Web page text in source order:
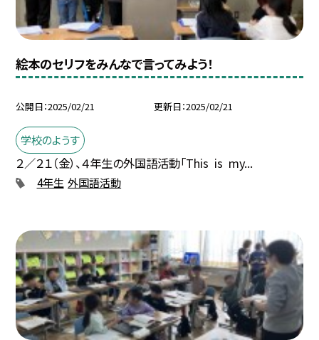
絵本のセリフをみんなで言ってみよう！
公開日 2025/02/21 更新日 2025/02/21
学校のようす
２／２１（金）、４年生の外国語活動「This is my...
4年生 外国語活動